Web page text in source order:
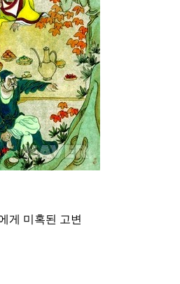
게 미혹된 고변